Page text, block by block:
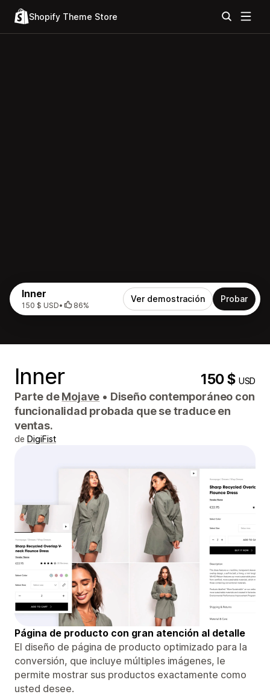
Shopify Theme Store
Inner
150 $ USD• 86%
Ver demostración Probar
Inner 150 $USD
Parte deMojave • Diseño contemporáneo con
funcionalidad probada que se traduce en
ventas.
de DigiFist
Página de producto con gran atención al detalle
El diseño de página de producto optimizado para la
conversión, que incluye múltiples imágenes, le
permite mostrar sus productos exactamente como
usted desee.